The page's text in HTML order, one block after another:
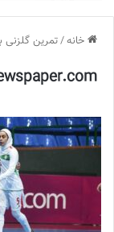
خانه/تمرین